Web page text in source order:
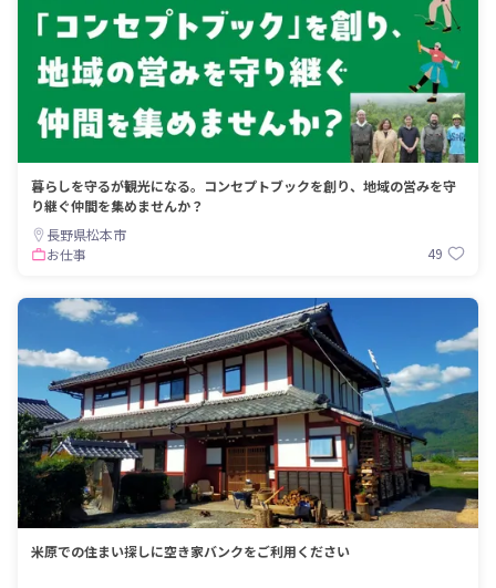
暮らしを守るが観光になる。コンセプトブックを創り、地域の営みを守
り継ぐ仲間を集めませんか？
長野県松本市
お仕事
49
米原での住まい探しに空き家バンクをご利用ください